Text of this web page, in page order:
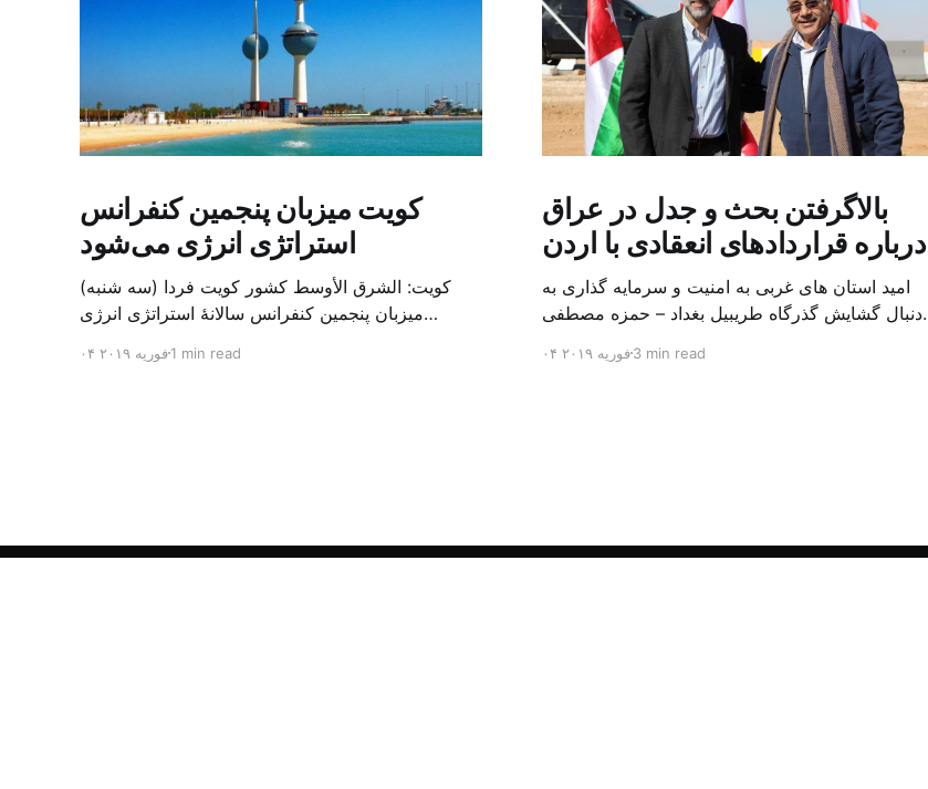
کویت میزبان پنجمین کنفرانس
استراتژی انرژی می‌شود
کویت: الشرق الأوسط کشور کویت فردا (سه شنبه)
میزبان پنجمین کنفرانس سالانهٔ استراتژی انرژی
الشرق الاوسط، حدود ۳۰۰ متخصص از شرکت‌های
۰۴ فوریه ۲۰۱۹1 min read
بالاگرفتن بحث و جدل در عراق
درباره قراردادهای انعقادی با اردن
امید استان های غربی به امنیت و سرمایه گذاری به
دنبال گشایش گذرگاه طریبیل بغداد – حمزه مصطفی
طریبیل توسط عادل عبد المهدی نخست وزیر عراق و
۰۴ فوریه ۲۰۱۹3 min read